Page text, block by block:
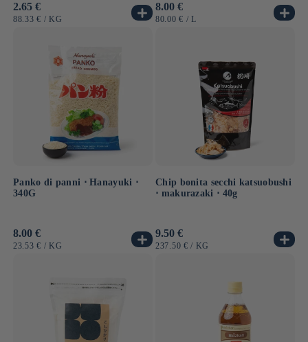
Prezzo
di
2.65 €
PREZZO
88.33 € / PER
KG
Prezzo
di
8.00 €
PREZZO
80.00 € / PER
L
Panko di panni ⋅ Hanayuki ⋅
340G
Prezzo
di
8.00 €
PREZZO
23.53 € / PER
KG
Chip bonita secchi katsuobushi
⋅ makurazaki ⋅ 40g
Prezzo
di
9.50 €
PREZZO
237.50 € / PER
KG